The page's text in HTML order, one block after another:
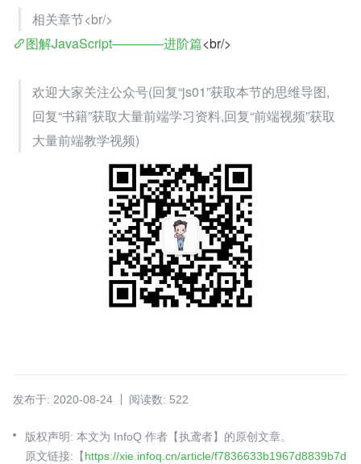
相关章节<br/>
图解JavaScript————进阶篇<br/>
欢迎大家关注公众号(回复“js01”获取本节的思维导图,
回复“书籍”获取大量前端学习资料,回复“前端视频”获取
大量前端教学视频)
发布于: 2020-08-24 阅读数: 522
版权声明: 本文为 InfoQ 作者【执鸢者】的原创文章。
原文链接:【https://xie.infoq.cn/article/f7836633b1967d8839b7d